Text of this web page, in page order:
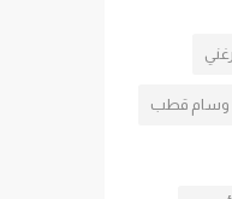
وسام قطب